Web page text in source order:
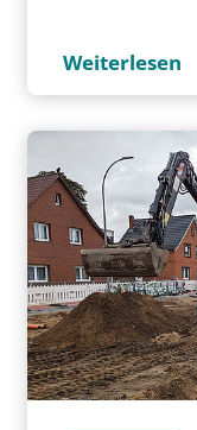
Weiterlesen